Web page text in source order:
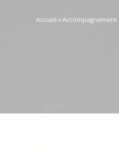
Accueil »Accompagnement